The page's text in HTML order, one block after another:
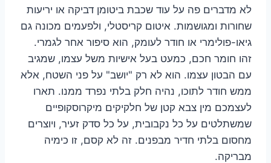
לא מדברים פה על עוד שכבת ביטומן דביקה או יריעות
שחורות ומגושמות. איטום קריסטלי, ולפעמים מכונה גם
גיאו-פולימרי או חודר לעומק, הוא סיפור אחר לגמרי.
זהו חומר חכם, כמעט בעל אישיות משל עצמו, שמגיב
עם הבטון עצמו. הוא לא רק "יושב" על פני השטח, אלא
ממש חודר לתוכו, נהיה חלק בלתי נפרד ממנו. תארו
לעצמכם מין צבא קטן של חלקיקים מיקרוסקופיים
שמשתלטים על כל נקבובית, על כל סדק זעיר, ויוצרים
מחסום בלתי חדיר מבפנים. זה לא קסם, זו כימיה
מבריקה.